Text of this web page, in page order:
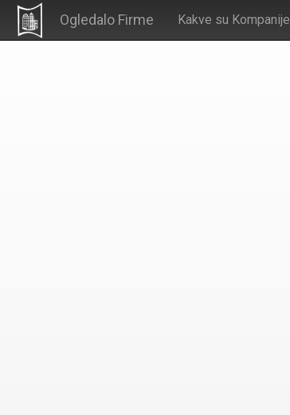
Ogledalo Firme Kakve su Kompanije